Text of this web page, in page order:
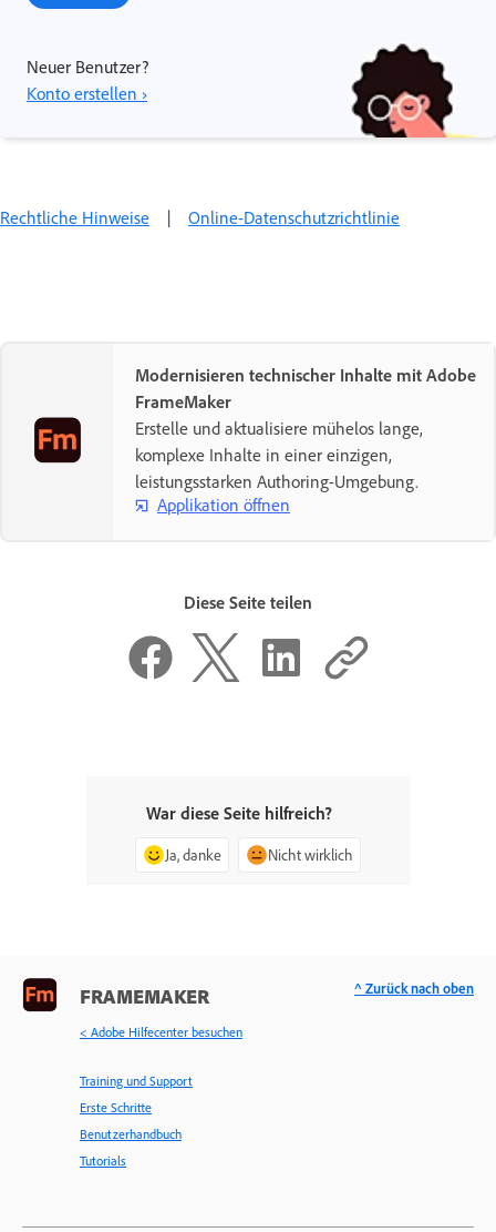
Neuer Benutzer?
Konto erstellen ›
Rechtliche Hinweise | Online-Datenschutzrichtlinie
Modernisieren technischer Inhalte mit Adobe
FrameMaker
Erstelle und aktualisiere mühelos lange,
komplexe Inhalte in einer einzigen,
leistungsstarken Authoring-Umgebung.
Applikation öffnen
Diese Seite teilen
War diese Seite hilfreich?
Ja, danke Nicht wirklich
FRAMEMAKER
< Adobe Hilfecenter besuchen
Training und Support
Erste Schritte
Benutzerhandbuch
Tutorials
^ Zurück nach oben